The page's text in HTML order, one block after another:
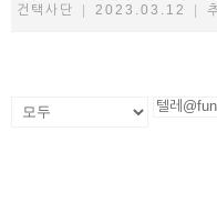
건택사단 2023.03.12